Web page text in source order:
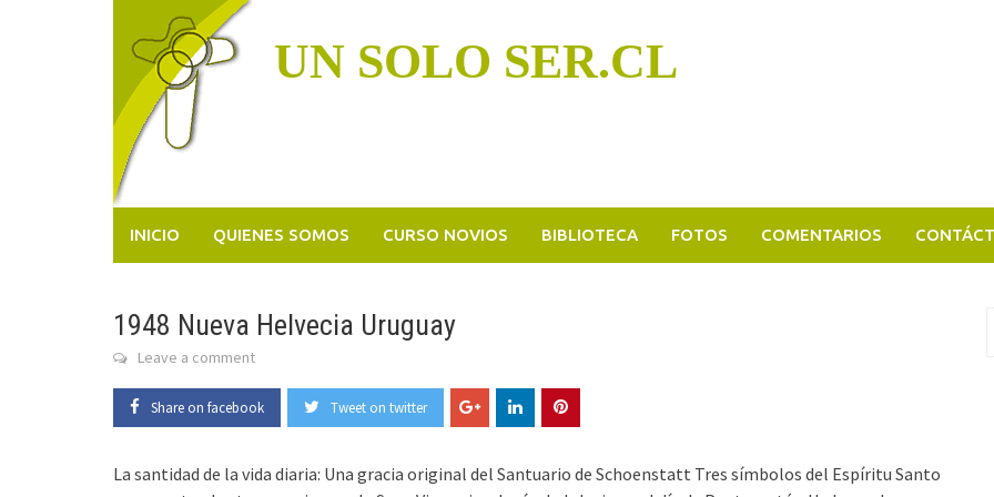
UN SOLO SER.CL
INICIO QUIENES SOMOS CURSO NOVIOS BIBLIOTECA FOTOS COMENTARIOS
1948 Nueva Helvecia Uruguay
Leave a comment
Share on facebook Tweet on twitter
La santidad de la vida diaria: Una gracia original del Santuario de Schoenstatt Tres símbolos del Espíritu Santo